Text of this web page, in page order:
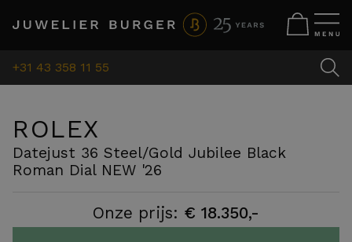
+31 43 358 11 55
ROLEX
Datejust 36 Steel/Gold Jubilee Black
Roman Dial NEW '26
Onze prijs: € 18.350,-